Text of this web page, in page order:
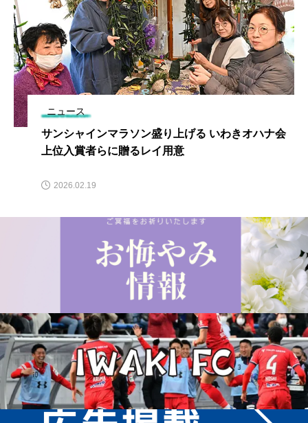
ニュース
サンシャインマラソン盛り上げる いわきオハナ会
上位入賞者らに贈るレイ用意
2026.02.19